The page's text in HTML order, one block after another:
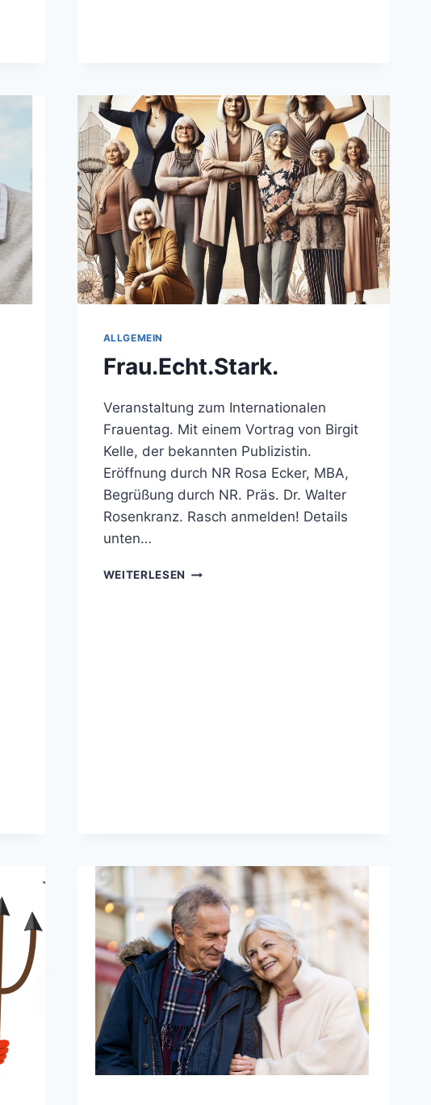
ALLGEMEIN
Frau.Echt.Stark.
Veranstaltung zum Internationalen
Frauentag. Mit einem Vortrag von Birgit
Kelle, der bekannten Publizistin.
Eröffnung durch NR Rosa Ecker, MBA,
Begrüßung durch NR. Präs. Dr. Walter
Rosenkranz. Rasch anmelden! Details
unten…
WEITERLESEN FRAU.ECHT.STARK.